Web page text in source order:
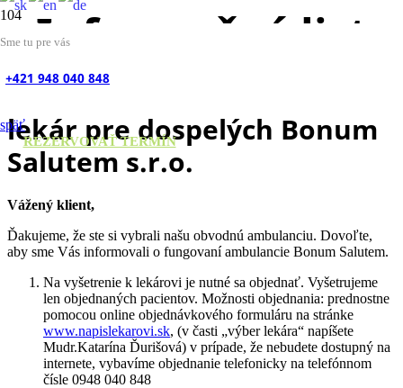
Sme tu pre vás
+421 948 040 848
späť
REZERVOVAŤ TERMÍN
Informačný list
Ambulancie Všeobecný
lekár pre dospelých Bonum
Salutem s.r.o.
Vážený klient,
Ďakujeme, že ste si vybrali našu obvodnú ambulanciu. Dovoľte,
aby sme Vás informovali o fungovaní ambulancie Bonum Salutem.
Na vyšetrenie k lekárovi je nutné sa objednať. Vyšetrujeme
len objednaných pacientov. Možnosti objednania: prednostne
pomocou online objednávkového formuláru na stránke
www.napislekarovi.sk, (v časti „výber lekára“ napíšete
Mudr.Katarína Ďurišová) v prípade, že nebudete dostupný na
internete, vybavíme objednanie telefonicky na telefónnom
čísle 0948 040 848